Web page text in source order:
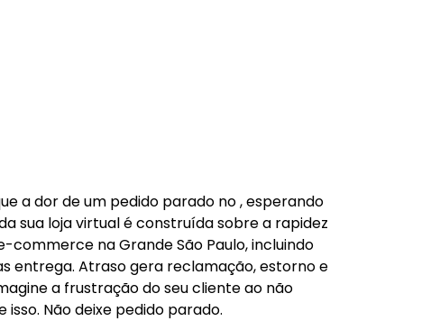
a dor de um pedido parado no , esperando
sua loja virtual é construída sobre a rapidez
na Grande São Paulo, incluindo
entrega. Atraso gera reclamação, estorno e
a frustração do seu cliente ao não
Não deixe pedido parado.